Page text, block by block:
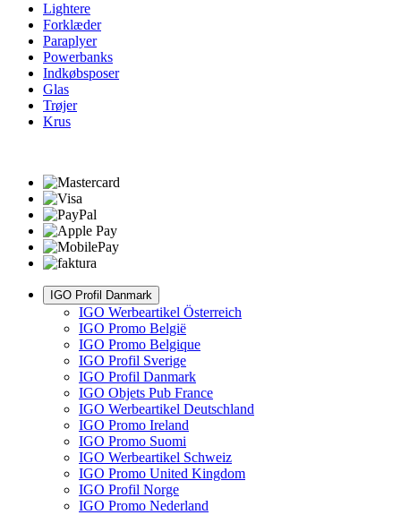
Lightere
Forklæder
Paraplyer
Powerbanks
Indkøbsposer
Glas
Trøjer
Krus
IGO Profil Danmark
IGO Werbeartikel Österreich
IGO Promo België
IGO Promo Belgique
IGO Profil Sverige
IGO Profil Danmark
IGO Objets Pub France
IGO Werbeartikel Deutschland
IGO Promo Ireland
IGO Promo Suomi
IGO Werbeartikel Schweiz
IGO Promo United Kingdom
IGO Profil Norge
IGO Promo Nederland